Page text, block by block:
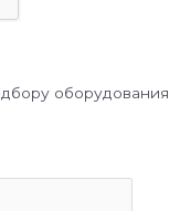
оборудования